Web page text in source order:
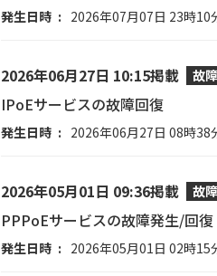
発生日時 2026年07月07日 23時10
2026年06月27日 10:15掲載 故障
IPoEサービスの故障回復
発生日時 2026年06月27日 08時38
2026年05月01日 09:36掲載 故障
PPPoEサービスの故障発生/回復
発生日時 2026年05月01日 02時15